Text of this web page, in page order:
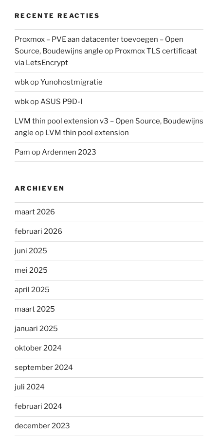
RECENTE REACTIES
Proxmox – PVE aan datacenter toevoegen – Open
Source, Boudewijns angle op Proxmox TLS certificaat
via LetsEncrypt
wbkopYunohostmigratie
wbkopASUS P9D-I
LVM thin pool extension v3 – Open Source, Boudewijns
angle op LVM thin pool extension
Pam opArdennen 2023
ARCHIEVEN
maart 2026
februari 2026
juni 2025
mei 2025
april 2025
maart 2025
januari 2025
oktober 2024
september 2024
juli 2024
februari 2024
december 2023